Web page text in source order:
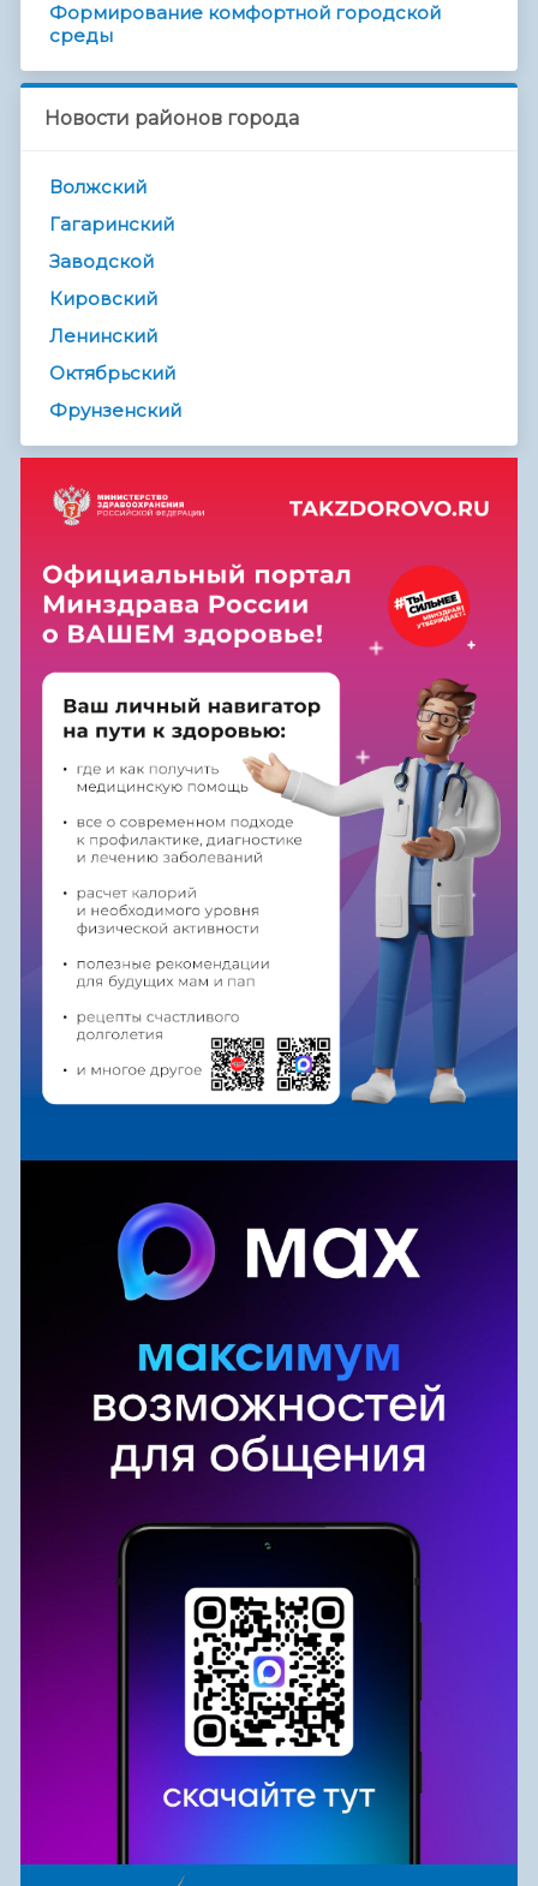
Формирование комфортной городской
среды
Новости районов города
Волжский
Гагаринский
Заводской
Кировский
Ленинский
Октябрьский
Фрунзенский